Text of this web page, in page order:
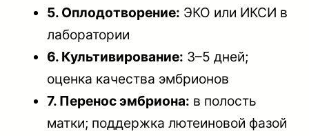
5. Оплодотворение: ЭКО или ИКСИ в
лаборатории
6. Культивирование: 3–5 дней;
оценка качества эмбрионов
7. Перенос эмбриона: в полость
матки; поддержка лютеиновой фазой